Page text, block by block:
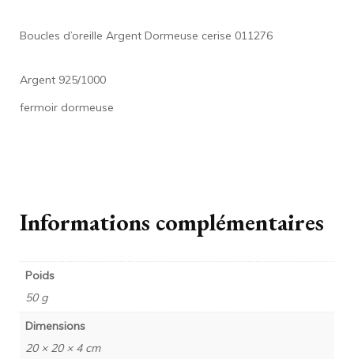
Boucles d’oreille Argent Dormeuse cerise 011276
Argent 925/1000
fermoir dormeuse
Informations complémentaires
Poids
50 g
Dimensions
20 × 20 × 4 cm